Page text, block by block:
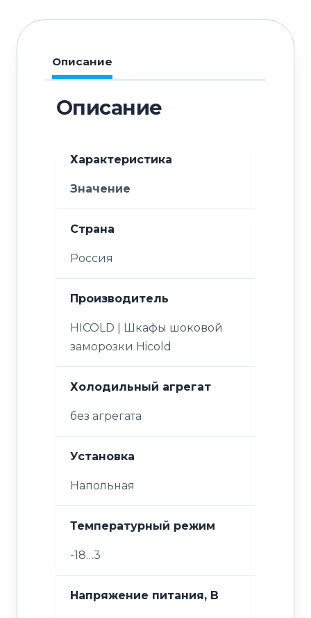
Описание
Описание
Характеристика
Значение
Страна
Россия
Производитель
HICOLD | Шкафы шоковой
заморозки Hicold
Холодильный агрегат
без агрегата
Установка
Напольная
Температурный режим
-18…3
Напряжение питания, В